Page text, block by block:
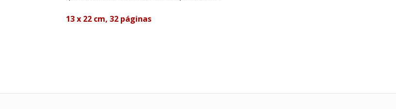
13 x 22 cm, 32 páginas